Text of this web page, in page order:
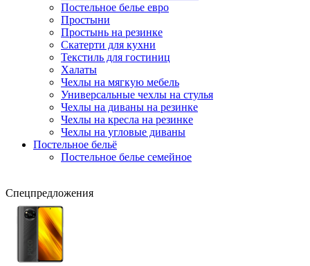
Постельное белье евро
Простыни
Простынь на резинке
Скатерти для кухни
Текстиль для гостиниц
Халаты
Чехлы на мягкую мебель
Универсальные чехлы на стулья
Чехлы на диваны на резинке
Чехлы на кресла на резинке
Чехлы на угловые диваны
Постельное бельё
Постельное белье семейное
Спецпредложения